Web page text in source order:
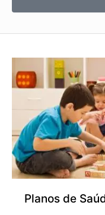
Planos de